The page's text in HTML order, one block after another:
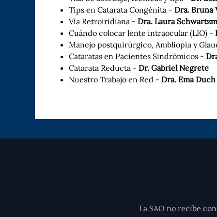
Tips en Catarata Congénita - Dra. Bruna
Vía Retroiridiana - Dra. Laura
Cuándo colocar lente intraocular (LIO) -
Manejo postquirúrgico, Ambliopía y
Cataratas en Pacientes Sindrómicos -
Catarata Reducta - Dr. Gabriel Negrete
Nuestro Trabajo en Red - Dra. Ema Duch
La SAO no recibe